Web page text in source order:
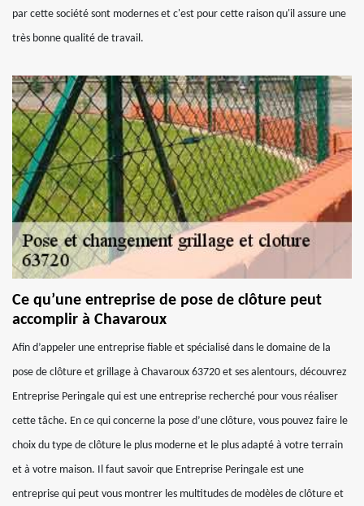
par cette société sont modernes et c'est pour cette raison qu'il assure une
très bonne qualité de travail.
Ce qu’une entreprise de pose de clôture peut
accomplir à Chavaroux
Afin d’appeler une entreprise fiable et spécialisé dans le domaine de la
pose de clôture et grillage à Chavaroux 63720 et ses alentours, découvrez
Entreprise Peringale qui est une entreprise recherché pour vous réaliser
cette tâche. En ce qui concerne la pose d’une clôture, vous pouvez faire le
choix du type de clôture le plus moderne et le plus adapté à votre terrain
et à votre maison. Il faut savoir que Entreprise Peringale est une
entreprise qui peut vous montrer les multitudes de modèles de clôture et